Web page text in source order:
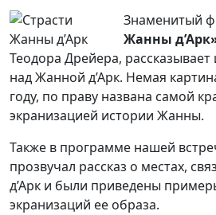
Знаменитый
Жанны
Теодора Дрейера,
над Жанной д’Арк. Немая
году, по праву названа самой
экранизацией истории Жанны.
Также в программе нашей
прозвучал рассказ о местах,
д’Арк и были приведены
экранизаций ее образа.